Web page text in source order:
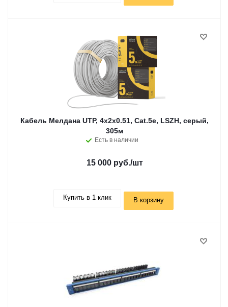
Кабель Мелдана UTP, 4х2х0.51, Cat.5e, LSZH, серый,
305м
Есть в наличии
15 000 руб./шт
Купить в 1 клик В корзину